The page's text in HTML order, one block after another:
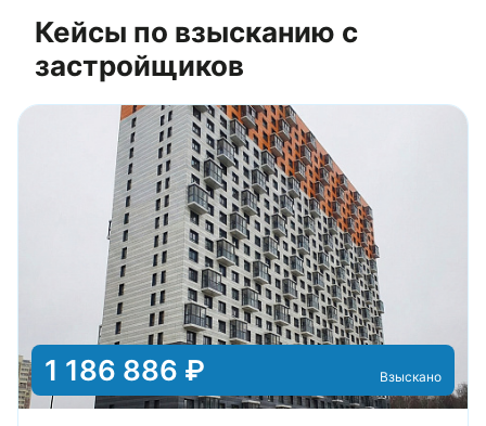
Кейсы по взысканию с
застройщиков
1 186 886 ₽ Взыскано